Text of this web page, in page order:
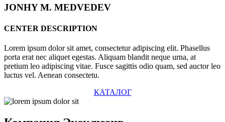
JONHYM. MEDVEDEV
CENTER DESCRIPTION
Lorem ipsum dolor sit amet, consectetur adipiscing elit. Phasellus
porta erat nec aliquet egestas. Aliquam blandit neque urna, at
pretium leo adipiscing vitae. Fusce sagittis odio quam, sed auctor leo
luctus vel. Aenean consectetu.
КАТАЛОГ